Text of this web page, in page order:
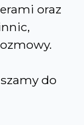
oraz
do